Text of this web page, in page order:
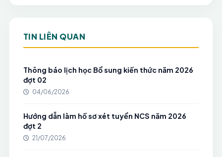
TIN LIÊN QUAN
Thông báo lịch học Bổ sung kiến thức năm 2026
đợt 02
04/06/2026
Hướng dẫn làm hồ sơ xét tuyển NCS năm 2026
đợt 2
21/07/2026